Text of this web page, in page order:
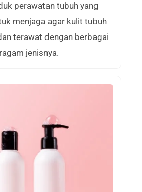
perawatan tubuh yang
menjaga agar kulit tubuh
terawat dengan berbagai
ragam jenisnya.